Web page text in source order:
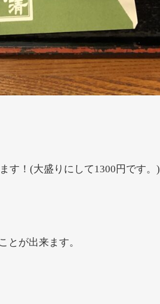
す！(大盛りにして1300円です。)
とが出来ます。